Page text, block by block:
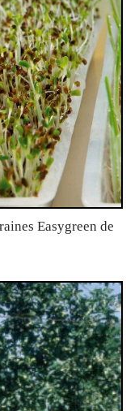
Easygreen de